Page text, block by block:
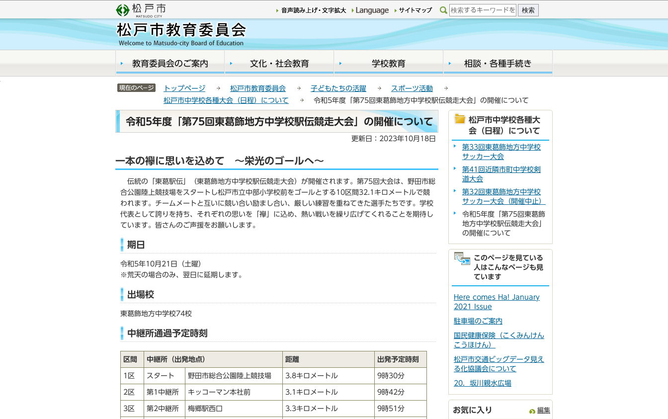
ジ
頭
ニ
こ
このページの本文へ移動
教育委員会のご案内 文化・社会教育 学校教育 相談・各種手続き
サイトメニューここまで
トップページ 松戸市教育委員会 子どもたちの活躍
スポーツ活動
松戸市中学校各種大会（日程）について
令和5年度「第75回東葛飾地方中学校駅伝競走大会」の開催について
本
か
ら
令和5年度「第75回東葛飾地方中学校駅伝競走大会」の開催について
更新日：2023年10月18日
一本の襷に思いを込めて ～栄光のゴールへ～
伝統の「東葛駅伝」（東葛飾地方中学校駅伝競走大会）が開催されます。第75回大会は、野田市総
合公園陸上競技場をスタートし松戸市立中部小学校前をゴールとする10区間32.1キロメートルで競
われます。チームメートと互いに競い合い励まし合い、厳しい練習を重ねてきた選手たちです。学校
代表として誇りを持ち、それぞれの思いを「襷」に込め、熱い戦いを繰り広げてくれることを期待し
ています。皆さんのご声援をお願いします。
期日
令和5年10月21日（土曜）
※荒天の場合のみ、翌日に延期します。
出場校
東葛飾地方中学校74校
中継所通過予定時刻
区間 中継所（出発地点） 距離 出発予定時刻
1区 スタート 野田市総合公園陸上競技場 3.8キロメートル 9時30分
2区 第1中継所 キッコーマン本社前 3.1キロメートル 9時42分
3区 第2中継所 梅郷駅西口 3.3キロメートル 9時51分
松戸市中学校各種大
会（日程）について
第33回東葛飾地方中学校
サッカー大会
第41回近隣市町中学校剣
道大会
第32回東葛飾地方中学校
サッカー大会（開催中止）
令和5年度「第75回東葛飾
地方中学校駅伝競走大会」
の開催について
このページを見ている
人はこんなページも見
ています
Here comes Ha! January
2021 Issue
駐車場のご案内
国民健康保険（こくみんけん
こうほけん）
松戸市交通ビッグデータ見え
る化協議会について
20．坂川親水広場
お気に入り 編集